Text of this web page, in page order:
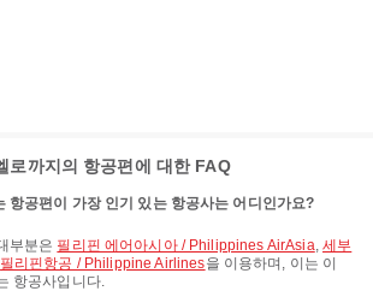
로까지의 항공편에 대한 FAQ
항공편이 가장 인기 있는 항공사는 어디인가요?
부분은 필리핀 에어아시아 / Philippines AirAsia,세부
필리핀항공 / Philippine Airlines을 이용하며, 이는 이
항공사입니다.